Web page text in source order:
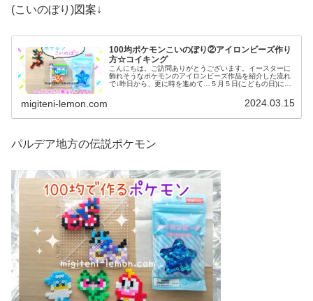
(こいのぼり)図案↓
100均ポケモンこいのぼり②アイロンビーズ作り
方☆コイキング
こんにちは。ご訪問ありがとうございます。イースターに
飾れそうなポケモンのアイロンビーズ作品を紹介した流れ
で↓昨日から、更に時を進めて…５月５日(こどもの日)に飾
migiteni-lemon.com 2024.03.15
パルデア地方の伝説ポケモン